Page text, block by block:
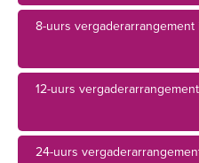
of exclusieve diners worden
samengesteld
Vergaderarrangementen
8-uurs vergaderarrangement
12-uurs vergaderarrangement
24-uurs